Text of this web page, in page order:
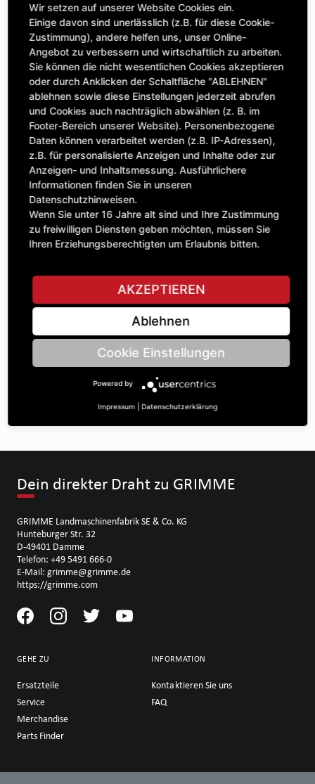
Maschine auswählen, um Kompatibilität zu sehen
MASCHINE AUSWÄHLEN
CLICK & COLLECT
Bestellungen bei Deinem bevorzugten Standort abholen
31,60 £
exkl. MwSt.
Anzahl
IN DEN WARENKORB
KETTENRÄdeR EINFACH ½“ | Zähnezahl A: 16 | BohrungsØ B:
20 | Länge C: 20 |
Dein direkter Draht zu GRIMME
GRIMME Landmaschinenfabrik SE & Co. KG
Hunteburger Str. 32
D-49401 Damme
Telefon: +49 5491 666-0
E-Mail: grimme@grimme.de
https://grimme.com
GEHE ZU
Ersatzteile
Service
Merchandise
Parts Finder
INFORMATION
Kontaktieren Sie uns
FAQ
Wir setzen auf unserer Website Cookies ein.
Einige davon sind unerlässlich (z.B. für diese Cookie-
Zustimmung), andere helfen uns, unser Online-
Angebot zu verbessern und wirtschaftlich zu arbeiten.
Sie können die nicht wesentlichen Cookies akzeptieren
oder durch Anklicken der Schaltfläche "ABLEHNEN"
ablehnen sowie diese Einstellungen jederzeit abrufen
und Cookies auch nachträglich abwählen (z. B. im
Footer-Bereich unserer Website). Personenbezogene
Daten können verarbeitet werden (z.B. IP-Adressen),
z.B. für personalisierte Anzeigen und Inhalte oder zur
Anzeigen- und Inhaltsmessung. Ausführlichere
Informationen finden Sie in unseren
Datenschutzhinweisen.
Wenn Sie unter 16 Jahre alt sind und Ihre Zustimmung
zu freiwilligen Diensten geben möchten, müssen Sie
Ihren Erziehungsberechtigten um Erlaubnis bitten.
AKZEPTIEREN
Ablehnen
Cookie Einstellungen
Powered by
Impressum Datenschutzerklärung